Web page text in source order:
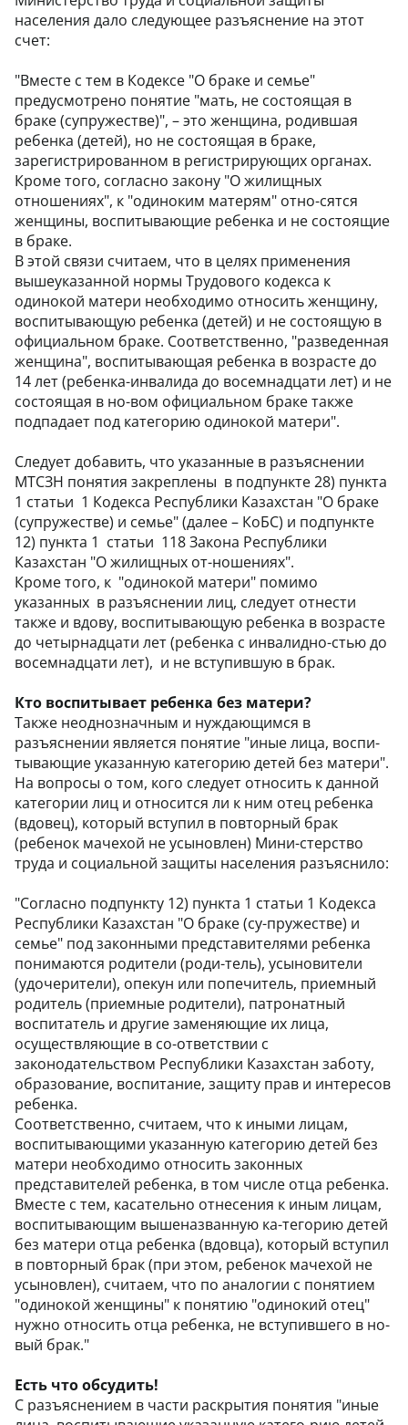
населения дало следующее разъяснение на этот
счет:
"Вместе с тем в Кодексе "О браке и семье"
предусмотрено понятие "мать, не состоящая в
браке (супружестве)", – это женщина, родившая
ребенка (детей), но не состоящая в браке,
зарегистрированном в регистрирующих органах.
Кроме того, согласно закону "О жилищных
отношениях", к "одиноким матерям" отно-сятся
женщины, воспитывающие ребенка и не состоящие
в браке.
В этой связи считаем, что в целях применения
вышеуказанной нормы Трудового кодекса к
одинокой матери необходимо относить женщину,
воспитывающую ребенка (детей) и не состоящую в
официальном браке. Соответственно, "разведенная
женщина", воспитывающая ребенка в возрасте до
14 лет (ребенка-инвалида до восемнадцати лет) и не
состоящая в но-вом официальном браке также
подпадает под категорию одинокой матери".
Следует добавить, что указанные в разъяснении
МТСЗН понятия закреплены в подпункте 28) пункта
1 статьи 1 Кодекса Республики Казахстан "О браке
(супружестве) и семье" (далее – КоБС) и подпункте
12) пункта 1 статьи 118 Закона Республики
Казахстан "О жилищных от-ношениях".
Кроме того, к "одинокой матери" помимо
указанных в разъяснении лиц, следует отнести
также и вдову, воспитывающую ребенка в возрасте
до четырнадцати лет (ребенка с инвалидно-стью до
восемнадцати лет), и не вступившую в брак.
Кто воспитывает ребенка без матери?
Также неоднозначным и нуждающимся в
разъяснении является понятие "иные лица, воспи-
тывающие указанную категорию детей без матери".
На вопросы о том, кого следует относить к данной
категории лиц и относится ли к ним отец ребенка
(вдовец), который вступил в повторный брак
(ребенок мачехой не усыновлен) Мини-стерство
труда и социальной защиты населения разъяснило:
"Согласно подпункту 12) пункта 1 статьи 1 Кодекса
Республики Казахстан "О браке (су-пружестве) и
семье" под законными представителями ребенка
понимаются родители (роди-тель), усыновители
(удочерители), опекун или попечитель, приемный
родитель (приемные родители), патронатный
воспитатель и другие заменяющие их лица,
осуществляющие в со-ответствии с
законодательством Республики Казахстан заботу,
образование, воспитание, защиту прав и интересов
ребенка.
Соответственно, считаем, что к иными лицам,
воспитывающими указанную категорию детей без
матери необходимо относить законных
представителей ребенка, в том числе отца ребенка.
Вместе с тем, касательно отнесения к иным лицам,
воспитывающим вышеназванную ка-тегорию детей
без матери отца ребенка (вдовца), который вступил
в повторный брак (при этом, ребенок мачехой не
усыновлен), считаем, что по аналогии с понятием
"одинокой женщины" к понятию "одинокий отец"
нужно относить отца ребенка, не вступившего в но-
вый брак."
Есть что обсудить!
С разъяснением в части раскрытия понятия "иные